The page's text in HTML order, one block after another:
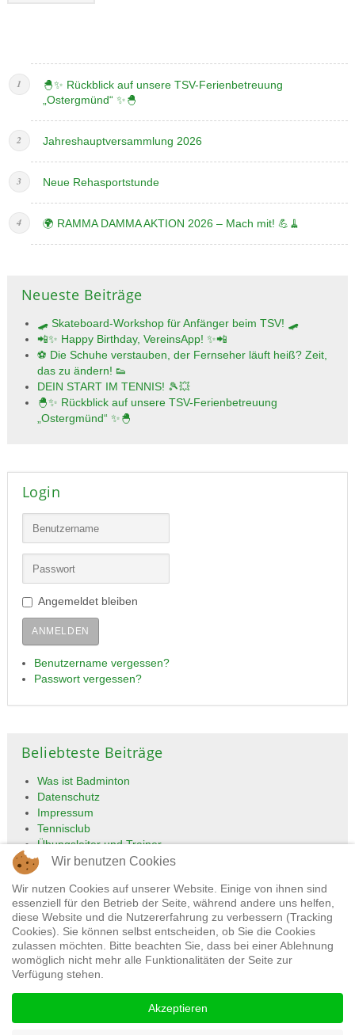
🐣✨ Rückblick auf unsere TSV-Ferienbetreuung
„Ostergmünd“ ✨🐣
Jahreshauptversammlung 2026
Neue Rehasportstunde
🌍 RAMMA DAMMA AKTION 2026 – Mach mit! 💪🧹
Neueste Beiträge
🛹 Skateboard-Workshop für Anfänger beim TSV! 🛹
📲✨ Happy Birthday, VereinsApp! ✨📲
⚽ Die Schuhe verstauben, der Fernseher läuft heiß? Zeit,
das zu ändern! 👟
DEIN START IM TENNIS! 🎾💥
🐣✨ Rückblick auf unsere TSV-Ferienbetreuung
„Ostergmünd“ ✨🐣
Login
Angemeldet bleiben
ANMELDEN
Benutzername vergessen?
Passwort vergessen?
Beliebteste Beiträge
Was ist Badminton
Datenschutz
Impressum
Tennisclub
Übungsleiter und Trainer
Wir benutzen Cookies
Wir nutzen Cookies auf unserer Website. Einige von ihnen sind
essenziell für den Betrieb der Seite, während andere uns helfen,
diese Website und die Nutzererfahrung zu verbessern (Tracking
Cookies). Sie können selbst entscheiden, ob Sie die Cookies
zulassen möchten. Bitte beachten Sie, dass bei einer Ablehnung
womöglich nicht mehr alle Funktionalitäten der Seite zur
Verfügung stehen.
Akzeptieren